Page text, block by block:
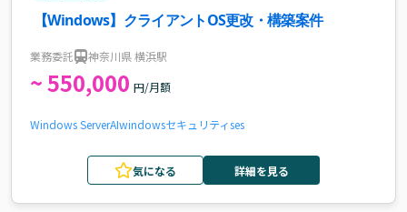
【Windows】クライアントOS更改・構築案件
業務委託 神奈川県 横浜駅
~ 550,000 円/月額
Windows ServerAIwindowsセキュリティses
気になる 詳細を見る